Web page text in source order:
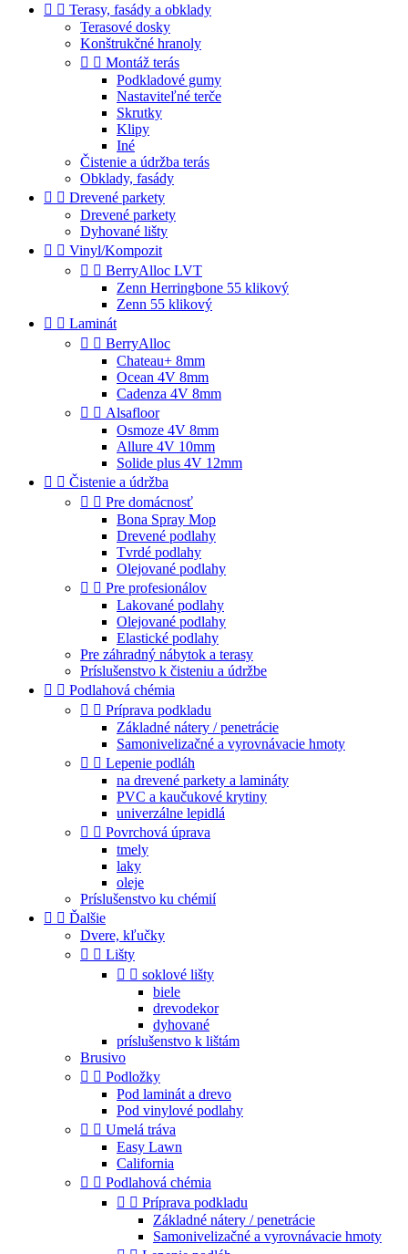
  Terasy, fasády a obklady
Terasové dosky
Konštrukčné hranoly
  Montáž terás
Podkladové gumy
Nastaviteľné terče
Skrutky
Klipy
Iné
Čistenie a údržba terás
Obklady, fasády
  Drevené parkety
Drevené parkety
Dyhované lišty
  Vinyl/Kompozit
  BerryAlloc LVT
Zenn Herringbone 55 klikový
Zenn 55 klikový
  Laminát
  BerryAlloc
Chateau+ 8mm
Ocean 4V 8mm
Cadenza 4V 8mm
  Alsafloor
Osmoze 4V 8mm
Allure 4V 10mm
Solide plus 4V 12mm
  Čistenie a údržba
  Pre domácnosť
Bona Spray Mop
Drevené podlahy
Tvrdé podlahy
Olejované podlahy
  Pre profesionálov
Lakované podlahy
Olejované podlahy
Elastické podlahy
Pre záhradný nábytok a terasy
Príslušenstvo k čisteniu a údržbe
  Podlahová chémia
  Príprava podkladu
Základné nátery / penetrácie
Samonivelizačné a vyrovnávacie hmoty
  Lepenie podláh
na drevené parkety a lamináty
PVC a kaučukové krytiny
univerzálne lepidlá
  Povrchová úprava
tmely
laky
oleje
Príslušenstvo ku chémií
  Ďalšie
Dvere, kľučky
  Lišty
  soklové lišty
biele
drevodekor
dyhované
príslušenstvo k lištám
Brusivo
  Podložky
Pod laminát a drevo
Pod vinylové podlahy
  Umelá tráva
Easy Lawn
California
  Podlahová chémia
  Príprava podkladu
Základné nátery / penetrácie
Samonivelizačné a vyrovnávacie hmoty